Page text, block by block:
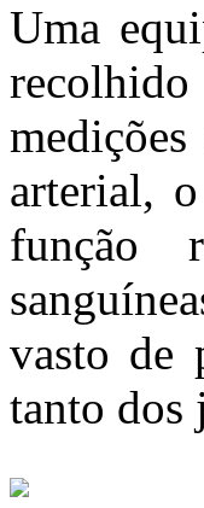
Uma
arterial,
função
vasto de
tanto dos